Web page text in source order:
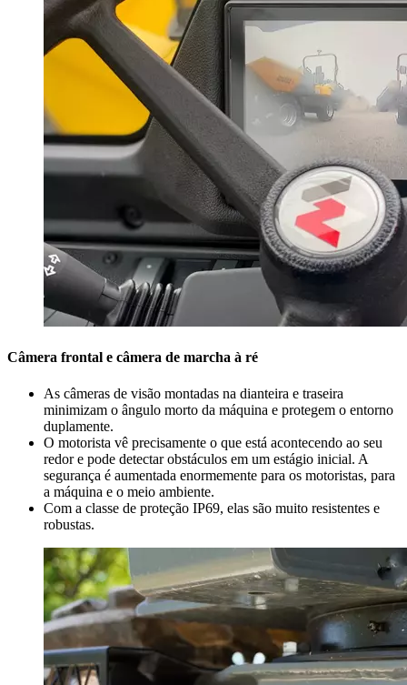
Câmera frontal e câmera de marcha à ré
As câmeras de visão montadas na dianteira e traseira
minimizam o ângulo morto da máquina e protegem o entorno
duplamente.
O motorista vê precisamente o que está acontecendo ao seu
redor e pode detectar obstáculos em um estágio inicial. A
segurança é aumentada enormemente para os motoristas, para
a máquina e o meio ambiente.
Com a classe de proteção IP69, elas são muito resistentes e
robustas.